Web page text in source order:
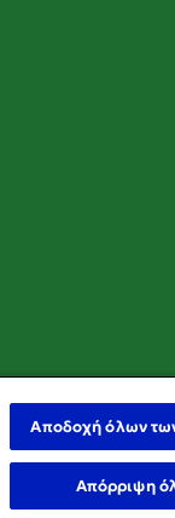
Αποδοχή όλων
Απόρριψη